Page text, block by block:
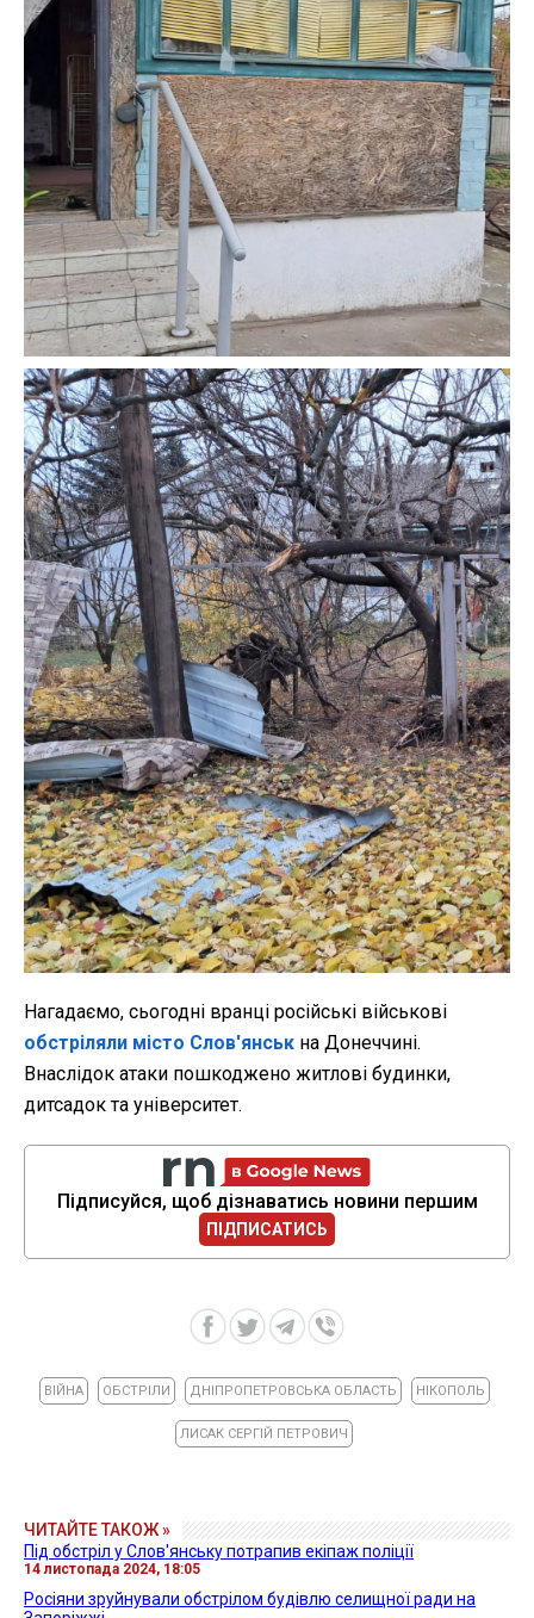
Нагадаємо, сьогодні вранці російські військові
обстріляли місто Слов'янськ на Донеччині.
Внаслідок атаки пошкоджено житлові будинки,
дитсадок та університет.
Підписуйся, щоб дізнаватись новини першим
ПІДПИСАТИСЬ
ВІЙНА ОБСТРІЛИ ДНІПРОПЕТРОВСЬКА ОБЛАСТЬ НІКОПОЛЬ
ЛИСАК СЕРГІЙ ПЕТРОВИЧ
ЧИТАЙТЕ ТАКОЖ »
Під обстріл у Слов'янську потрапив екіпаж поліції
14 листопада 2024, 18:05
Росіяни зруйнували обстрілом будівлю селищної ради на